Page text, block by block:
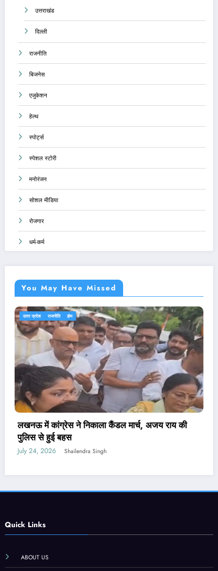
उत्तराखंड
दिल्ली
राजनीति
बिजनेस
एजुकेशन
हेल्थ
स्पोर्ट्स
स्पेशल स्टोरी
मनोरंजन
सोशल मीडिया
रोजगार
धर्म-कर्म
You May Have Missed
एजुकेशन देश-दुनिया राजनीति होम
पेपर लीक संशोधन बिल पर मंत्री वैष्णव ने नहीं दिया जवाब,
PM मोदी ने कही थी सख्त कानून लाने की बात
July 24, 2026 Shailendra Singh
Quick Links
ABOUT US